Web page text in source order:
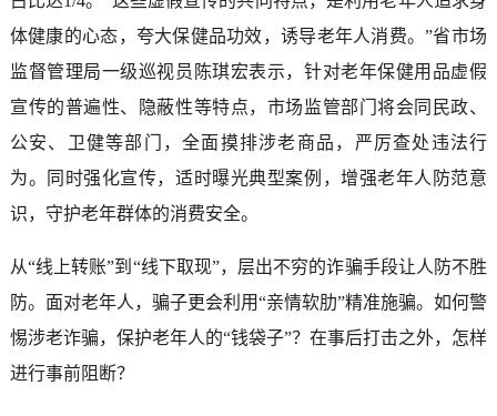
体健康的心态，夸大保健品功效，诱导老年人消费。”省市场
监督管理局一级巡视员陈琪宏表示，针对老年保健用品虚假
宣传的普遍性、隐蔽性等特点，市场监管部门将会同民政、
公安、卫健等部门，全面摸排涉老商品，严厉查处违法行
为。同时强化宣传，适时曝光典型案例，增强老年人防范意
识，守护老年群体的消费安全。
从“线上转账”到“线下取现”，层出不穷的诈骗手段让人防不胜
防。面对老年人，骗子更会利用“亲情软肋”精准施骗。如何警
惕涉老诈骗，保护老年人的“钱袋子”？在事后打击之外，怎样
进行事前阻断？